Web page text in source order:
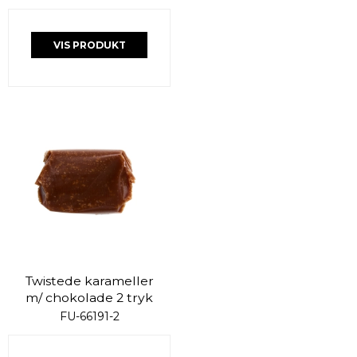
VIS PRODUKT
Twistede karameller
m/ chokolade 2 tryk
FU-66191-2